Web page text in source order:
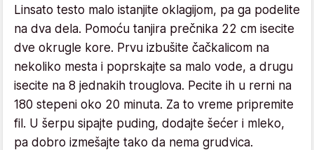
Linsato testo malo istanjite oklagijom, pa ga podelite
na dva dela. Pomoću tanjira prečnika 22 cm isecite
dve okrugle kore. Prvu izbušite čačkalicom na
nekoliko mesta i poprskajte sa malo vode, a drugu
isecite na 8 jednakih trouglova. Pecite ih u rerni na
180 stepeni oko 20 minuta. Za to vreme pripremite
fil. U šerpu sipajte puding, dodajte šećer i mleko,
pa dobro izmešajte tako da nema grudvica.